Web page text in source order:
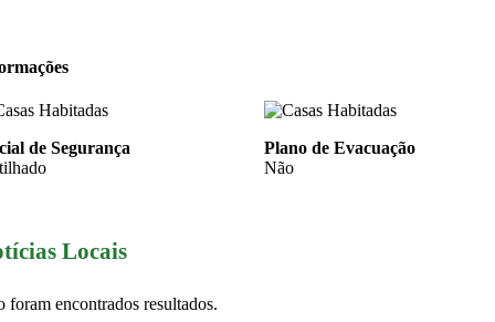
de Segurança
Plano de Evacuação
Não
Locais
foram encontrados resultados.